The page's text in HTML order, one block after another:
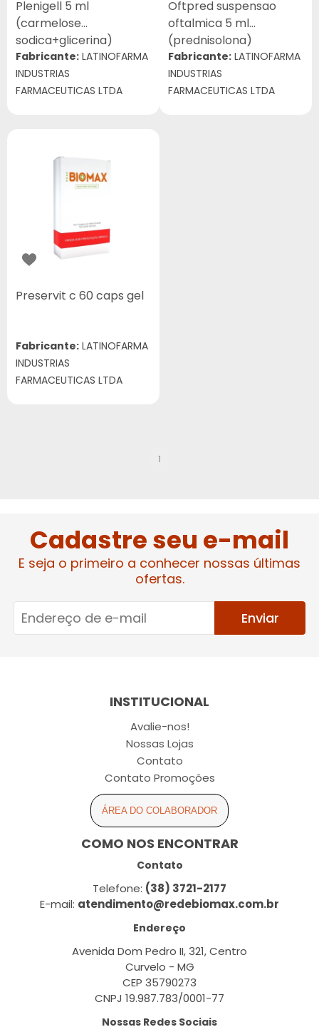
Plenigell 5 ml
(carmelose
sodica+glicerina)
Fabricante: LATINOFARMA
INDUSTRIAS
FARMACEUTICAS LTDA
Oftpred suspensao
oftalmica 5 ml
(prednisolona)
Fabricante: LATINOFARMA
INDUSTRIAS
FARMACEUTICAS LTDA
Preservit c 60 caps gel
Fabricante: LATINOFARMA
INDUSTRIAS
FARMACEUTICAS LTDA
1
Cadastre seu e-mail
E seja o primeiro a conhecer nossas últimas
ofertas.
Enviar
INSTITUCIONAL
Avalie-nos!
Nossas Lojas
Contato
Contato Promoções
ÁREA DO COLABORADOR
COMO NOS ENCONTRAR
Contato
Telefone: (38) 3721-2177
E-mail: atendimento@redebiomax.com.br
Endereço
Avenida Dom Pedro II, 321, Centro
Curvelo - MG
CEP 35790273
CNPJ 19.987.783/0001-77
Nossas Redes Sociais